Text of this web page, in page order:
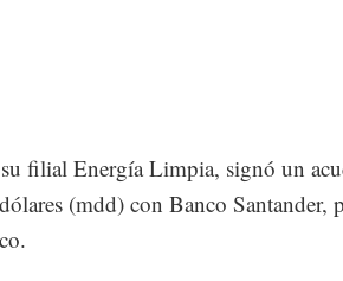
filial Energía Limpia, signó un
(mdd) con Banco Santander,